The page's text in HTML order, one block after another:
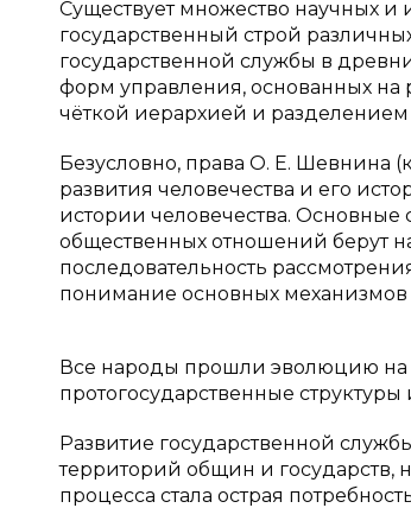
Существует множество научных и
государственный строй
государственной службы в
форм управления, основанных
чёткой иерархией и
Безусловно, права О. Е. Шевнина
развития человечества и его
истории человечества.
общественных отношений берут
последовательность
понимание основных
Все народы прошли эволюцию на
протогосударственные
Развитие государственной
территорий общин и государств,
процесса стала острая